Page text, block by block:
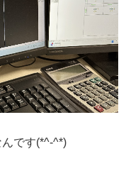
です(*^-^*)